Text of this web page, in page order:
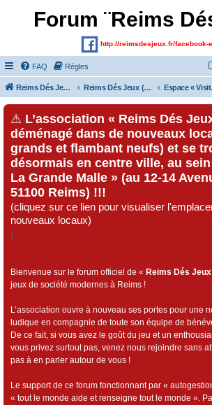
Forum ¨Reims
http://reimsdesjeux.fr/facebook-
FAQ Règles
Reims Dés Jeux (Site) Reims Dés Jeux (Forum)
⚠ L’association « Reims Dés
déménagé dans de nouveaux
grands et flambant neufs) et se
désormais en centre ville, au sein
La Grande Malle » (au 12-14
51100 Reims) !!!
(cliquez sur ce lien pour visualiser
nouveaux locaux)
)
Bienvenue sur le forum officiel de « Reims Dés Jeux
jeux de société modernes à Reims !
L’association ouvre à nouveau ses portes pour une
ludique en compagnie de toute son équipe de
De ce fait, si vous avez le goût du jeu et un
vous privez surtout pas, venez nous rejoindre sans
pas à en parler autour de vous !
Le support de ce forum fonctionnant par «
« tout le monde aide et renseigne tout le monde ».